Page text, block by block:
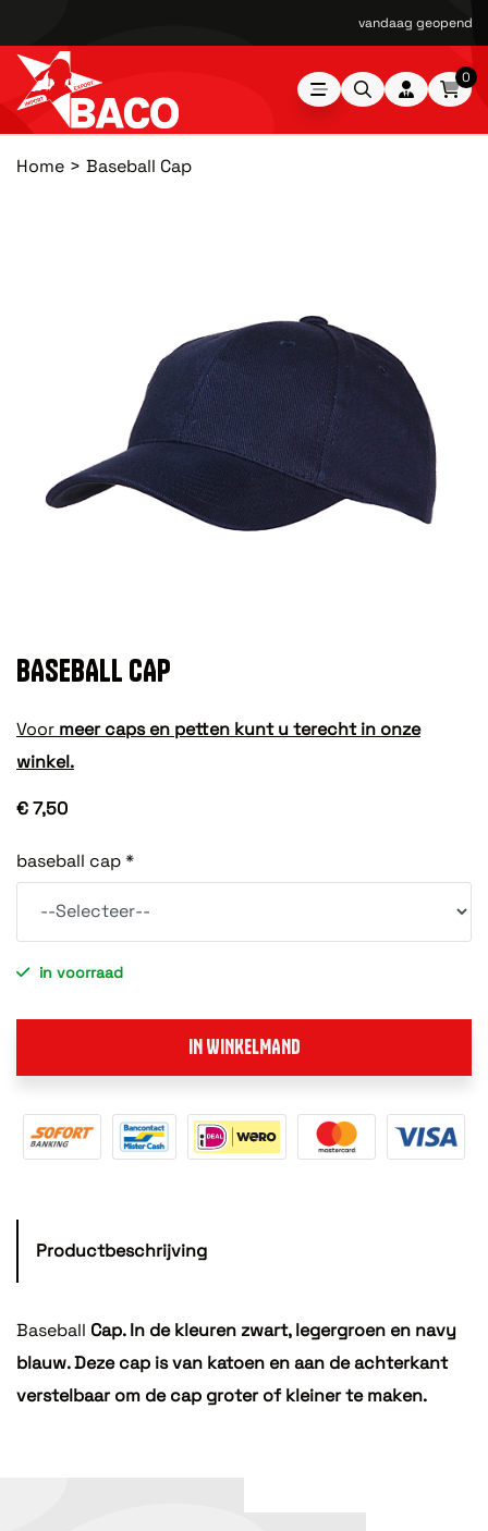
vandaag geopend
0
Home Baseball Cap
BASEBALL CAP
Voor meer caps en petten kunt u terecht in onze
winkel.
€ 7,50
baseball cap *
in voorraad
IN WINKELMAND
Productbeschrijving
Baseball Cap. In de kleuren zwart, legergroen en navy
blauw. Deze cap is van katoen en aan de achterkant
verstelbaar om de cap groter of kleiner te maken.